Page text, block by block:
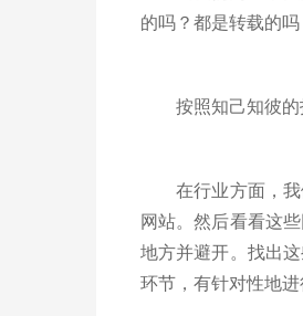
的吗？都是转载的
按照知己知彼的指
在行业方面，我
网站。然后看看这
地方并避开。找出
环节，有针对性地进